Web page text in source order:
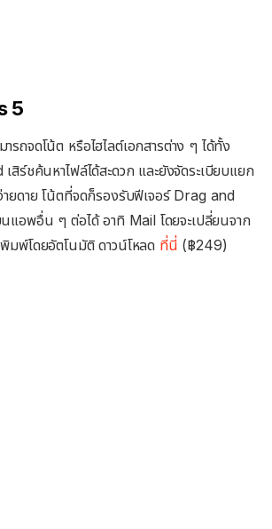
5
ถจดโน้ต หรือไฮไลต์เอกสารต่าง ๆ ได้ทั้ง
สิร์ชค้นหาไฟล์ได้สะดวก และยังจัดระเบียบแยก
ายดาย โน้ตที่จดก็รองรับฟีเจอร์ Drag and
แอพอื่น ๆ ต่อได้ อาทิ Mail โดยจะเปลี่ยนจาก
มพ์โดยอัตโนมัติ ดาวน์โหลด ที่นี่ (฿249)